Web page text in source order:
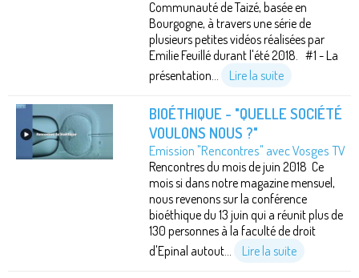
Communauté de Taizé, basée en
Bourgogne, à travers une série de
plusieurs petites vidéos réalisées par
Emilie Feuillé durant l'été 2018. #1 - La
présentation...
Lire la suite
BIOÉTHIQUE - "QUELLE SOCIÉTÉ
VOULONS NOUS ?"
Emission "Rencontres" avec Vosges TV
Rencontres du mois de juin 2018 Ce
mois si dans notre magazine mensuel,
nous revenons sur la conférence
bioéthique du 13 juin qui a réunit plus de
130 personnes à la faculté de droit
d'Epinal autout...
Lire la suite